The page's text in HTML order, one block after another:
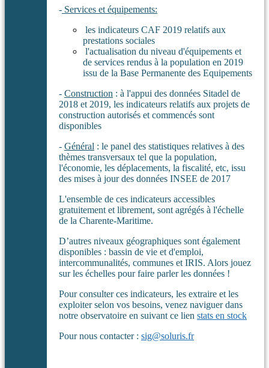
- Services et équipements:
les indicateurs CAF 2019 relatifs aux
prestations sociales
l'actualisation du niveau d'équipements et
de services rendus à la population en 2019
issu de la Base Permanente des Equipements
- Construction : à l'appui des données Sitadel de
2018 et 2019, les indicateurs relatifs aux projets de
construction autorisés et commencés sont
disponibles
- Général : le panel des statistiques relatives à des
thèmes transversaux tel que la population,
l'économie, les déplacements, la fiscalité, etc, issu
des mises à jour des données INSEE de 2017
L'ensemble de ces indicateurs accessibles
gratuitement et librement, sont agrégés à l'échelle
de la Charente-Maritime.
D’autres niveaux géographiques sont également
disponibles : bassin de vie et d'emploi,
intercommunalités, communes et IRIS. Alors jouez
sur les échelles pour faire parler les données !
Pour consulter ces indicateurs, les extraire et les
exploiter selon vos besoins, venez naviguer dans
notre observatoire en suivant ce lien stats en stock
Pour nous contacter : sig@soluris.fr